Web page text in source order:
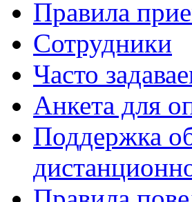
Правила
Сотрудники
Часто
Анкета для
Поддержка